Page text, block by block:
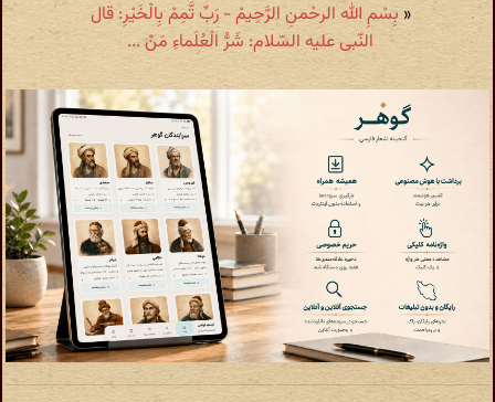
« بِسْمِ الله الرحْمنِ الرَّحِیمْ - رَبِّ تَّمِمْ بِالْخَیْرِ: قال
النّبی علیه السّلام: شَرُّ الْعُلَماءِ مَنْ ...